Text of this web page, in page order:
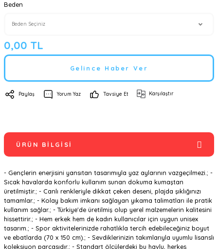
Beden
0,00 TL
Gelince Haber Ver
Paylaş Yorum Yaz Tavsiye Et Karşılaştır
ÜRÜN BILGISI
- Gençlerin enerjisini yansıtan tasarımıyla yaz aylarının vazgeçilmezi.; -
Sıcak havalarda konforlu kullanım sunan dokuma kumaştan
üretilmiştir.; - Canlı renkleriyle dikkat çeken deseni, plajda şıklığınızı
tamamlar.; - Kolay bakım imkanı sağlayan yıkama talimatları ile pratik
kullanım sağlar.; - Türkiye'de üretilmiş olup yerel malzemelerin kalitesini
hissettirir.; - Hem erkek hem de kadın kullanıcılar için uygun unisex
tasarım.; - Spor aktivitelerinizde rahatlıkla tercih edebileceğiniz boyut
ve ebatlarda (70 x 150 cm).; - Sevdiklerinizin takımlarıyla uyumlu lisanslı
koleksiyon parçasıdır.; - Standart ölçülerdeki bu havlu, herkes